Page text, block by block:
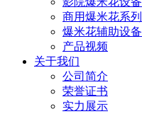
商用爆米花系列
爆米花辅助设备
产品视频
关于我们
公司简介
荣誉证书
实力展示